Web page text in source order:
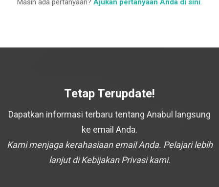
Masih ada pertanyaan? Ajukan pertanyaan Anda di sini.
Tetap Terupdate!
Dapatkan informasi terbaru tentang Anabul langsung
ke email Anda.
Kami menjaga kerahasiaan email Anda. Pelajari lebih
lanjut di Kebijakan Privasi kami.